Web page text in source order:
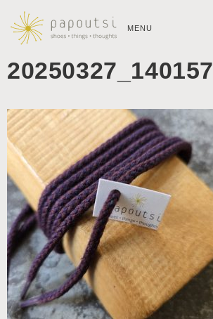
MENU
20250327_140157